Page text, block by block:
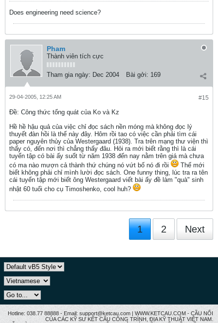
Does engineering need science?
Pham
Thành viên tích cực
Tham gia ngày: Dec 2004 Bài gởi: 169
#15
29-04-2005, 12:25 AM
Ðề: Công thức tổng quát của Ko và Kz
Hề hề hậu quả của việc chỉ đọc sách nền móng mà không đọc lý
thuyết đàn hồi là thế này đây. Hôm rồi tao có việc cần phải tìm cái
paper nguyên thủy của Westergaard (1938). Tra trên mạng thư viện thì
thấy có, đến nơi thì chẳng thấy đâu. Hỏi ra mới biết rằng thì là cái
tuyển tập có bài ấy suốt từ năm 1938 đến nay nằm trên giá mà chưa
có ma nào mượn cả thành thứ chúng nó vứt bố nó đi rồi
Thế mới
biết không phải chỉ mình lười đọc sách. One funny thing, lúc tra ra tên
cái tuyển tập mới biết ông Westergaard viết bài ấy đề làm "quà" sinh
nhật 60 tuổi cho cụ Timoshenko, cool huh?
1 2 Next
Hotline: 038.77 88888 - Email: support@ketcau.com | WWW.KETCAU.COM - CẦU NỐI
CỦA CÁC KỸ SƯ KẾT CẤU CÔNG TRÌNH, ĐỊA KỸ THUẬT VIỆT NAM.